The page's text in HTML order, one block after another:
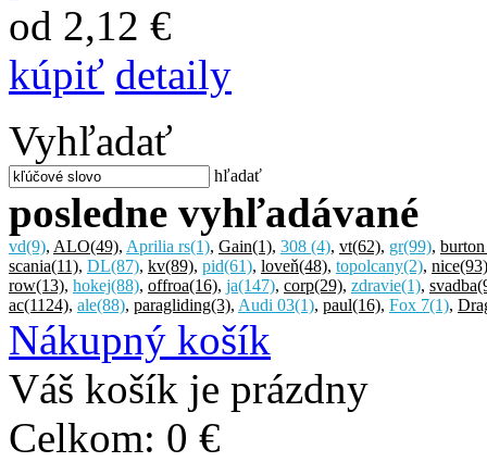
od 2,12 €
kúpiť detaily
Vyhľadať
hľadať
posledne vyhľadávané
vd(9), ALO(49), Aprilia rs(1), Gain(1), 308 (4), vt(62), gr(99),
scania(11), DL(87), kv(89), pid(61), loveň(48), topolcany(2), nice(93)
row(13), hokej(88), offroa(16), ja(147), corp(29), zdravie(1), svadba
ac(1124), ale(88), paragliding(3), Audi 03(1), paul(16), Fox 7(1),
Nákupný košík
Váš košík je prázdny
Celkom: 0 €